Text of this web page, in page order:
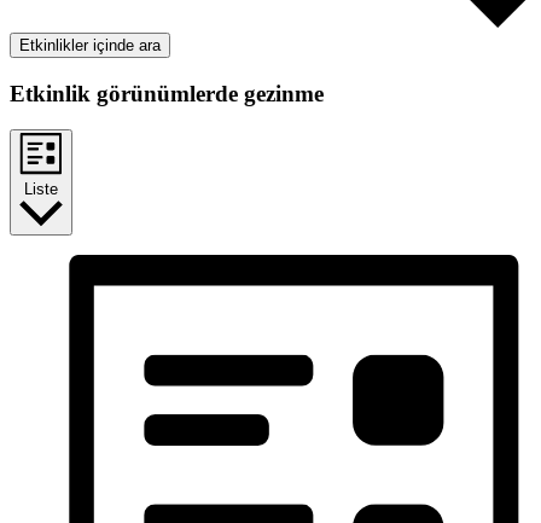
Etkinlikler içinde ara
Etkinlik görünümlerde gezinme
Liste